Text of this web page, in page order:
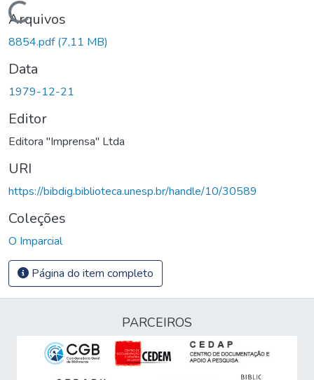
Carregando...
Arquivos
8854.pdf(7,11 MB)
Data
1979-12-21
Editor
Editora "Imprensa" Ltda
URI
https://bibdig.biblioteca.unesp.br/handle/10/30589
Coleções
O Imparcial
Página do item completo
PARCEIROS